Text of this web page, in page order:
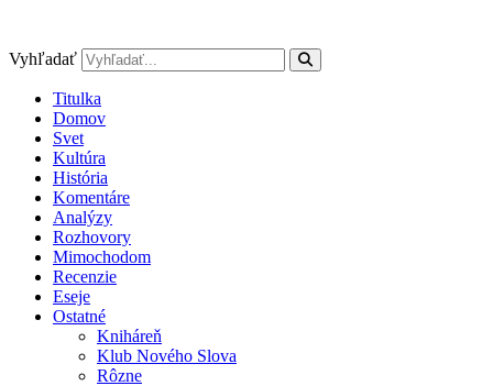
obsah
Vyhľadať
Titulka
Domov
Svet
Kultúra
História
Komentáre
Analýzy
Rozhovory
Mimochodom
Recenzie
Eseje
Ostatné
Kniháreň
Klub Nového Slova
Rôzne